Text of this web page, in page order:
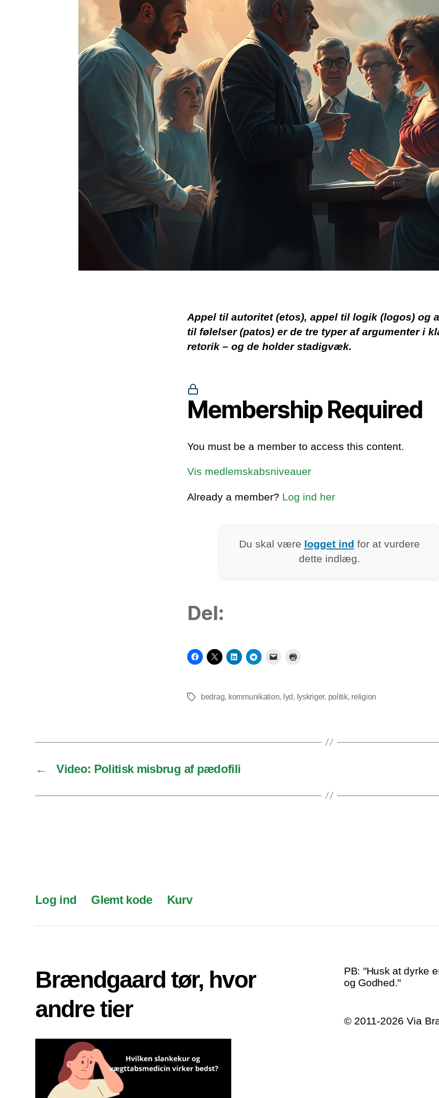
Appel til autoritet (etos), appel til logik (logos) og
til følelser (patos) er de tre typer af argumenter i
retorik – og de holder stadigvæk.
Membership Required
You must be a member to access this content.
Vis medlemskabsniveauer
Already a member? Log ind her
Du skal være logget ind for at vurdere
dette indlæg.
Del:
Tagsbedrag, kommunikation, lyd, lyskriger, politik, religion
← Video: Politisk misbrug af pædofili
Log ind Glemt kode Kurv
Brændgaard tør, hvor
andre tier
PB: "Husk at dyrke
og Godhed."
© 2011-2026 Via